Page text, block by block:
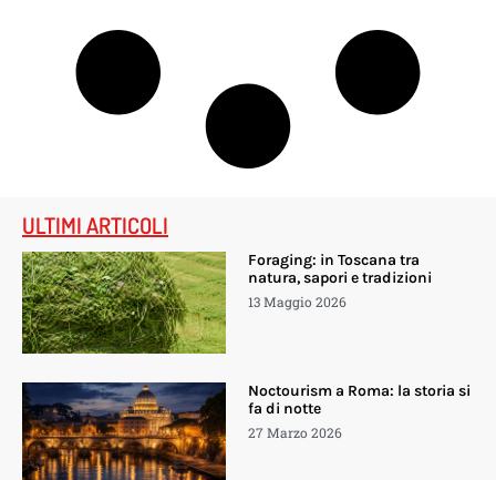
ULTIMI ARTICOLI
Foraging: in Toscana tra
natura, sapori e tradizioni
13 Maggio 2026
Noctourism a Roma: la storia si
fa di notte
27 Marzo 2026